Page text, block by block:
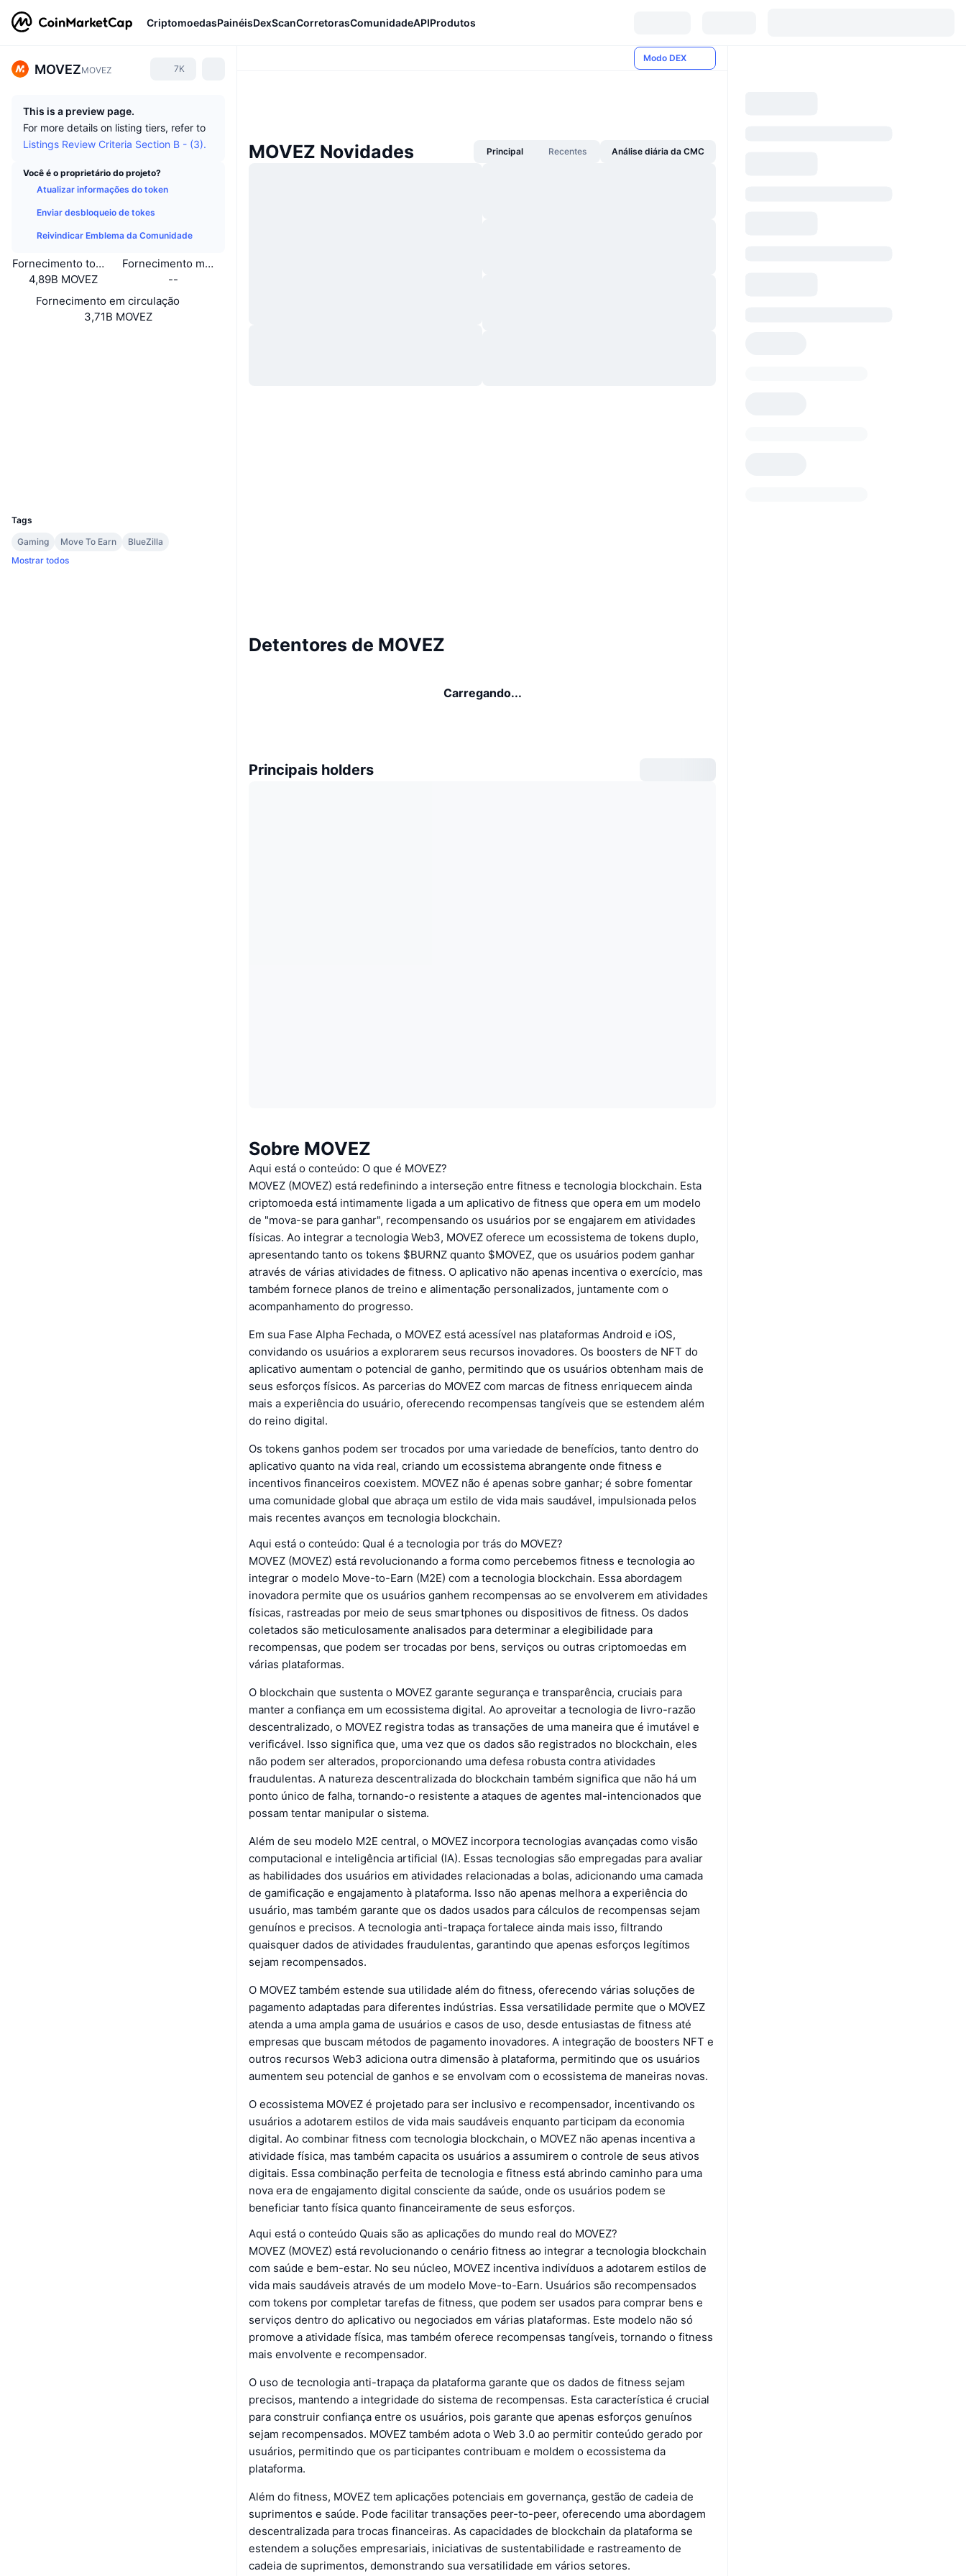
CriptomoedasPainéisDexScanCorretorasComunidadeAPIProdutos
MOVEZMOVEZ 7K
This is a preview page.
For more details on listing tiers, refer to
Listings Review Criteria Section B - (3).
Você é o proprietário do projeto?
Atualizar informações do token
Enviar desbloqueio de tokes
Reivindicar Emblema da Comunidade
Fornecimento total
4,89B MOVEZ
Fornecimento máximo
--
Fornecimento em circulação
3,71B MOVEZ
Tags
Gaming
Move To Earn
BlueZilla
Mostrar todos
Modo DEX
MOVEZ Novidades Principal Recentes Análise diária da CMC
Detentores de MOVEZ
Carregando...
Principais holders
Sobre MOVEZ
Aqui está o conteúdo: O que é MOVEZ?
MOVEZ (MOVEZ) está redefinindo a interseção entre fitness e tecnologia blockchain. Esta
criptomoeda está intimamente ligada a um aplicativo de fitness que opera em um modelo
de "mova-se para ganhar", recompensando os usuários por se engajarem em atividades
físicas. Ao integrar a tecnologia Web3, MOVEZ oferece um ecossistema de tokens duplo,
apresentando tanto os tokens $BURNZ quanto $MOVEZ, que os usuários podem ganhar
através de várias atividades de fitness. O aplicativo não apenas incentiva o exercício, mas
também fornece planos de treino e alimentação personalizados, juntamente com o
acompanhamento do progresso.
Em sua Fase Alpha Fechada, o MOVEZ está acessível nas plataformas Android e iOS,
convidando os usuários a explorarem seus recursos inovadores. Os boosters de NFT do
aplicativo aumentam o potencial de ganho, permitindo que os usuários obtenham mais de
seus esforços físicos. As parcerias do MOVEZ com marcas de fitness enriquecem ainda
mais a experiência do usuário, oferecendo recompensas tangíveis que se estendem além
do reino digital.
Os tokens ganhos podem ser trocados por uma variedade de benefícios, tanto dentro do
aplicativo quanto na vida real, criando um ecossistema abrangente onde fitness e
incentivos financeiros coexistem. MOVEZ não é apenas sobre ganhar; é sobre fomentar
uma comunidade global que abraça um estilo de vida mais saudável, impulsionada pelos
mais recentes avanços em tecnologia blockchain.
Aqui está o conteúdo: Qual é a tecnologia por trás do MOVEZ?
MOVEZ (MOVEZ) está revolucionando a forma como percebemos fitness e tecnologia ao
integrar o modelo Move-to-Earn (M2E) com a tecnologia blockchain. Essa abordagem
inovadora permite que os usuários ganhem recompensas ao se envolverem em atividades
físicas, rastreadas por meio de seus smartphones ou dispositivos de fitness. Os dados
coletados são meticulosamente analisados para determinar a elegibilidade para
recompensas, que podem ser trocadas por bens, serviços ou outras criptomoedas em
várias plataformas.
O blockchain que sustenta o MOVEZ garante segurança e transparência, cruciais para
manter a confiança em um ecossistema digital. Ao aproveitar a tecnologia de livro-razão
descentralizado, o MOVEZ registra todas as transações de uma maneira que é imutável e
verificável. Isso significa que, uma vez que os dados são registrados no blockchain, eles
não podem ser alterados, proporcionando uma defesa robusta contra atividades
fraudulentas. A natureza descentralizada do blockchain também significa que não há um
ponto único de falha, tornando-o resistente a ataques de agentes mal-intencionados que
possam tentar manipular o sistema.
Além de seu modelo M2E central, o MOVEZ incorpora tecnologias avançadas como visão
computacional e inteligência artificial (IA). Essas tecnologias são empregadas para avaliar
as habilidades dos usuários em atividades relacionadas a bolas, adicionando uma camada
de gamificação e engajamento à plataforma. Isso não apenas melhora a experiência do
usuário, mas também garante que os dados usados para cálculos de recompensas sejam
genuínos e precisos. A tecnologia anti-trapaça fortalece ainda mais isso, filtrando
quaisquer dados de atividades fraudulentas, garantindo que apenas esforços legítimos
sejam recompensados.
O MOVEZ também estende sua utilidade além do fitness, oferecendo várias soluções de
pagamento adaptadas para diferentes indústrias. Essa versatilidade permite que o MOVEZ
atenda a uma ampla gama de usuários e casos de uso, desde entusiastas de fitness até
empresas que buscam métodos de pagamento inovadores. A integração de boosters NFT e
outros recursos Web3 adiciona outra dimensão à plataforma, permitindo que os usuários
aumentem seu potencial de ganhos e se envolvam com o ecossistema de maneiras novas.
O ecossistema MOVEZ é projetado para ser inclusivo e recompensador, incentivando os
usuários a adotarem estilos de vida mais saudáveis enquanto participam da economia
digital. Ao combinar fitness com tecnologia blockchain, o MOVEZ não apenas incentiva a
atividade física, mas também capacita os usuários a assumirem o controle de seus ativos
digitais. Essa combinação perfeita de tecnologia e fitness está abrindo caminho para uma
nova era de engajamento digital consciente da saúde, onde os usuários podem se
beneficiar tanto física quanto financeiramente de seus esforços.
Aqui está o conteúdo Quais são as aplicações do mundo real do MOVEZ?
MOVEZ (MOVEZ) está revolucionando o cenário fitness ao integrar a tecnologia blockchain
com saúde e bem-estar. No seu núcleo, MOVEZ incentiva indivíduos a adotarem estilos de
vida mais saudáveis através de um modelo Move-to-Earn. Usuários são recompensados
com tokens por completar tarefas de fitness, que podem ser usados para comprar bens e
serviços dentro do aplicativo ou negociados em várias plataformas. Este modelo não só
promove a atividade física, mas também oferece recompensas tangíveis, tornando o fitness
mais envolvente e recompensador.
O uso de tecnologia anti-trapaça da plataforma garante que os dados de fitness sejam
precisos, mantendo a integridade do sistema de recompensas. Esta característica é crucial
para construir confiança entre os usuários, pois garante que apenas esforços genuínos
sejam recompensados. MOVEZ também adota o Web 3.0 ao permitir conteúdo gerado por
usuários, permitindo que os participantes contribuam e moldem o ecossistema da
plataforma.
Além do fitness, MOVEZ tem aplicações potenciais em governança, gestão de cadeia de
suprimentos e saúde. Pode facilitar transações peer-to-peer, oferecendo uma abordagem
descentralizada para trocas financeiras. As capacidades de blockchain da plataforma se
estendem a soluções empresariais, iniciativas de sustentabilidade e rastreamento de
cadeia de suprimentos, demonstrando sua versatilidade em vários setores.